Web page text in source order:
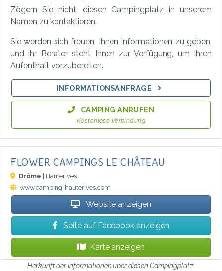
Zögern Sie nicht, diesen Campingplatz in unserem
Namen zu kontaktieren.
Sie werden sich freuen, Ihnen Informationen zu geben,
und ihr Berater steht Ihnen zur Verfügung, um Ihren
Aufenthalt vorzubereiten.
INFORMATIONSANFRAGE
CAMPING ANRUFEN
Kostenlose Verbindung
FLOWER CAMPINGS LE CHÂTEAU
Drôme | Hauterives
www.camping-hauterives.com
Website anzeigen
Seite auf Facebook anzeigen
Karte anzeigen
Herkunft der Informationen über diesen Campingplatz: